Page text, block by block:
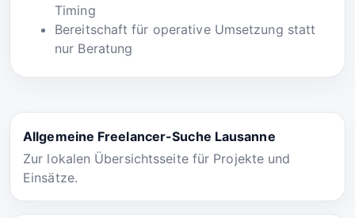
Timing
Bereitschaft für operative Umsetzung statt
nur Beratung
Allgemeine Freelancer-Suche Lausanne
Zur lokalen Übersichtsseite für Projekte und
Einsätze.